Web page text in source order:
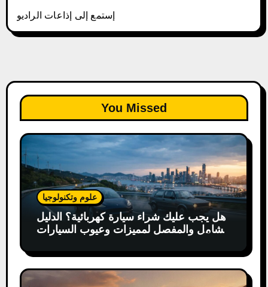
إستمع إلى إذاعات الراديو
You Missed
علوم وتكنولوجيا
هل يجب عليك شراء سيارة كهربائية؟ الدليل
الشامل والمفصل لمميزات وعيوب السيارات